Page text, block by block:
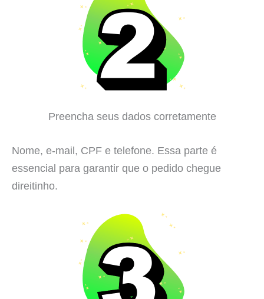
Preencha seus dados corretamente
Nome, e-mail, CPF e telefone. Essa parte é
essencial para garantir que o pedido chegue
direitinho.